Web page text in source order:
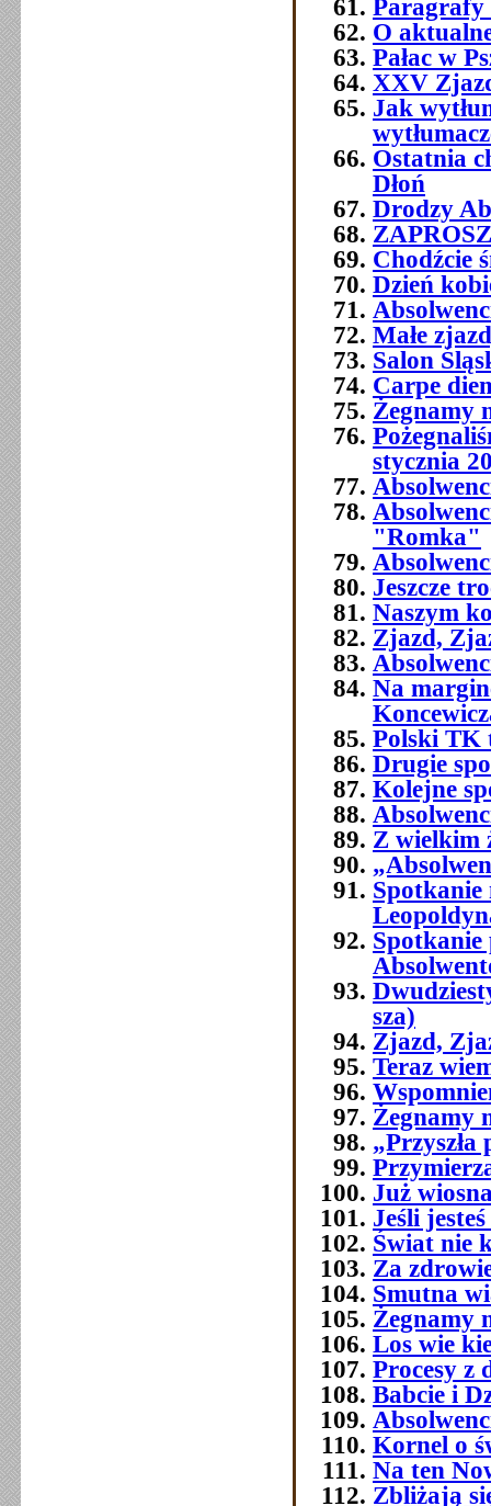
Paragrafy
O
Pałac w
XXV
Jak
Ostatnia
Dłoń
Drodzy
Chodźcie
Dzień
Małe
Salon
Carpe
Żegnamy
stycznia
"Romka"
Jeszcze
Naszym
Zjazd,
Na
Polski TK
Drugie
Kolejne
Z wielkim
Spotkanie
Spotkanie
sza)
Zjazd,
Teraz
Żegnamy
„Przyszła
Już
Jeśli
Świat nie
Za
Smutna
Żegnamy
Los wie
Procesy z
Babcie i
Kornel o
Na ten
Zbliżają